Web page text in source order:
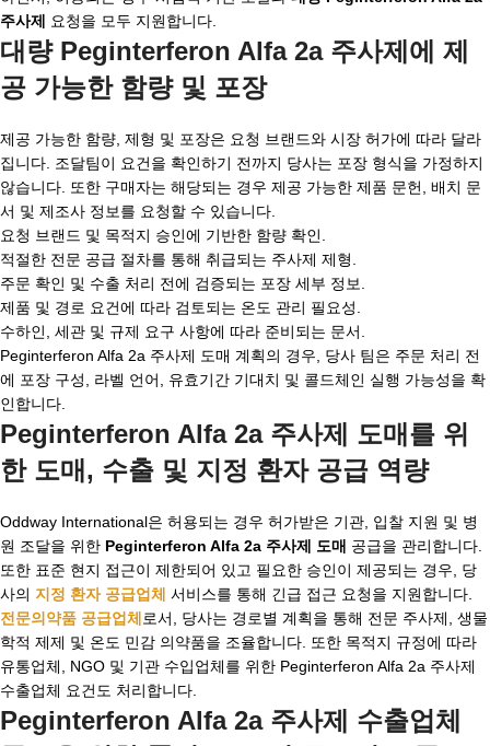
주사제 요청을 모두 지원합니다.
대량 Peginterferon Alfa 2a 주사제에 제
공 가능한 함량 및 포장
제공 가능한 함량, 제형 및 포장은 요청 브랜드와 시장 허가에 따라 달라
집니다. 조달팀이 요건을 확인하기 전까지 당사는 포장 형식을 가정하지
않습니다. 또한 구매자는 해당되는 경우 제공 가능한 제품 문헌, 배치 문
서 및 제조사 정보를 요청할 수 있습니다.
요청 브랜드 및 목적지 승인에 기반한 함량 확인.
적절한 전문 공급 절차를 통해 취급되는 주사제 제형.
주문 확인 및 수출 처리 전에 검증되는 포장 세부 정보.
제품 및 경로 요건에 따라 검토되는 온도 관리 필요성.
수하인, 세관 및 규제 요구 사항에 따라 준비되는 문서.
Peginterferon Alfa 2a 주사제 도매 계획의 경우, 당사 팀은 주문 처리 전
에 포장 구성, 라벨 언어, 유효기간 기대치 및 콜드체인 실행 가능성을 확
인합니다.
Peginterferon Alfa 2a 주사제 도매를 위
한 도매, 수출 및 지정 환자 공급 역량
Oddway International은 허용되는 경우 허가받은 기관, 입찰 지원 및 병
원 조달을 위한 Peginterferon Alfa 2a 주사제 도매 공급을 관리합니다.
또한 표준 현지 접근이 제한되어 있고 필요한 승인이 제공되는 경우, 당
사의 지정 환자 공급업체 서비스를 통해 긴급 접근 요청을 지원합니다.
전문의약품 공급업체 로서, 당사는 경로별 계획을 통해 전문 주사제, 생물
학적 제제 및 온도 민감 의약품을 조율합니다. 또한 목적지 규정에 따라
유통업체, NGO 및 기관 수입업체를 위한 Peginterferon Alfa 2a 주사제
수출업체 요건도 처리합니다.
Peginterferon Alfa 2a 주사제 수출업체